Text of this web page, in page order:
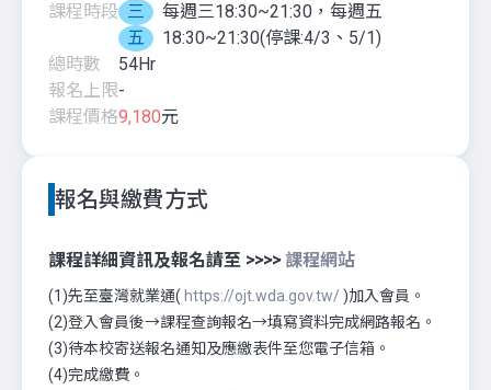
課程時段 三
五
每週三18:30~21:30，每週五
18:30~21:30(停課:4/3、5/1)
總時數
54Hr
報名上限-
課程價格9,180元
報名與繳費方式
課程詳細資訊及報名請至 >>>> 課程網站
(1)先至臺灣就業通( https://ojt.wda.gov.tw/ )加入會員。
(2)登入會員後→課程查詢報名→填寫資料完成網路報名。
(3)待本校寄送報名通知及應繳表件至您電子信箱。
(4)完成繳費。